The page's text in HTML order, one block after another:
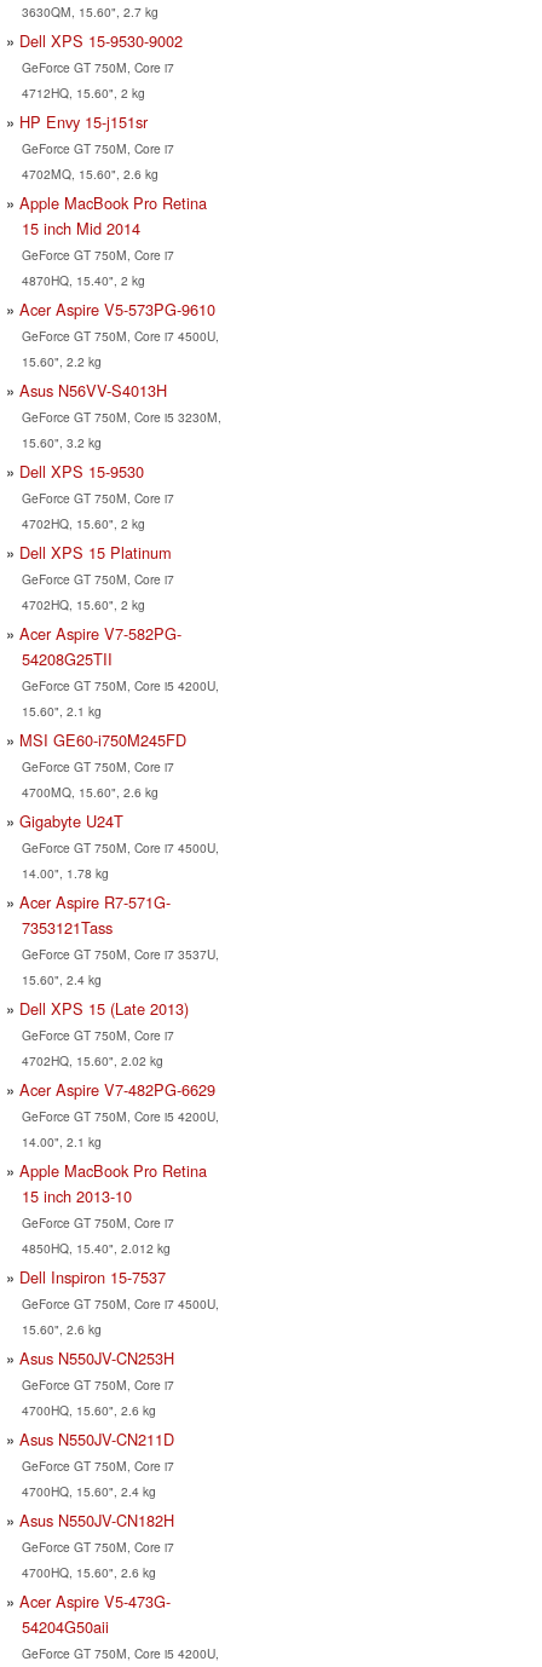
3630QM, 15.60", 2.7 kg
Dell XPS 15-9530-9002
GeForce GT 750M, Core i7
4712HQ, 15.60", 2 kg
HP Envy 15-j151sr
GeForce GT 750M, Core i7
4702MQ, 15.60", 2.6 kg
Apple MacBook Pro Retina
15 inch Mid 2014
GeForce GT 750M, Core i7
4870HQ, 15.40", 2 kg
Acer Aspire V5-573PG-9610
GeForce GT 750M, Core i7 4500U,
15.60", 2.2 kg
Asus N56VV-S4013H
GeForce GT 750M, Core i5 3230M,
15.60", 3.2 kg
Dell XPS 15-9530
GeForce GT 750M, Core i7
4702HQ, 15.60", 2 kg
Dell XPS 15 Platinum
GeForce GT 750M, Core i7
4702HQ, 15.60", 2 kg
Acer Aspire V7-582PG-
54208G25TII
GeForce GT 750M, Core i5 4200U,
15.60", 2.1 kg
MSI GE60-i750M245FD
GeForce GT 750M, Core i7
4700MQ, 15.60", 2.6 kg
Gigabyte U24T
GeForce GT 750M, Core i7 4500U,
14.00", 1.78 kg
Acer Aspire R7-571G-
7353121Tass
GeForce GT 750M, Core i7 3537U,
15.60", 2.4 kg
Dell XPS 15 (Late 2013)
GeForce GT 750M, Core i7
4702HQ, 15.60", 2.02 kg
Acer Aspire V7-482PG-6629
GeForce GT 750M, Core i5 4200U,
14.00", 2.1 kg
Apple MacBook Pro Retina
15 inch 2013-10
GeForce GT 750M, Core i7
4850HQ, 15.40", 2.012 kg
Dell Inspiron 15-7537
GeForce GT 750M, Core i7 4500U,
15.60", 2.6 kg
Asus N550JV-CN253H
GeForce GT 750M, Core i7
4700HQ, 15.60", 2.6 kg
Asus N550JV-CN211D
GeForce GT 750M, Core i7
4700HQ, 15.60", 2.4 kg
Asus N550JV-CN182H
GeForce GT 750M, Core i7
4700HQ, 15.60", 2.6 kg
Acer Aspire V5-473G-
54204G50aii
GeForce GT 750M, Core i5 4200U,